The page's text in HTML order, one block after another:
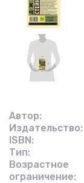
Автор:
Издательство:
ISBN:
Тип:
Возрастное
ограничение: